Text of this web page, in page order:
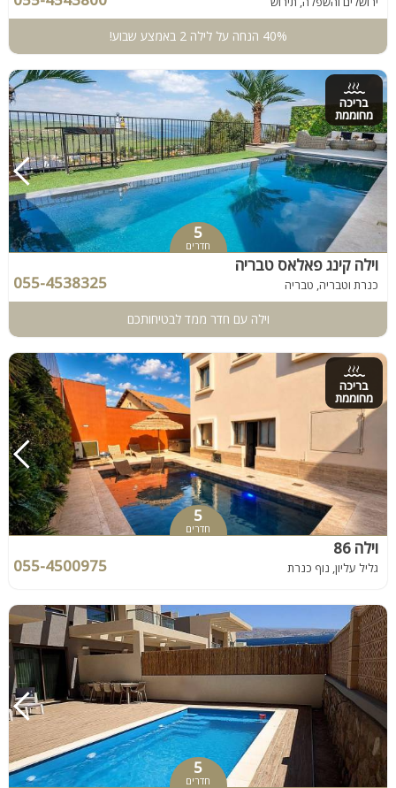
40% הנחה על לילה 2 באמצע שבוע!
בריכה
מחוממת
5
חדרים
וילה קינג פאלאס טבריה
כנרת וטבריה, טבריה 055-4538325
וילה עם חדר ממד לבטיחותכם
בריכה
מחוממת
5
חדרים
וילה 86
גליל עליון, נוף כנרת 055-4500975
5
חדרים